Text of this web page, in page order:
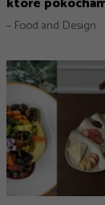
– Food and Design